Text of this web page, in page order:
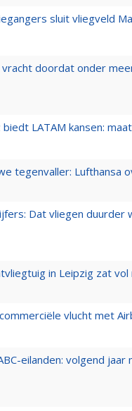
sluit vliegveld
doordat onder
LATAM kansen:
tegenvaller: Lufthansa
Dat vliegen
in Leipzig zat
vlucht met
eilanden: volgend